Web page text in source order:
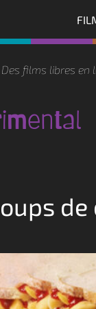
Des films libres en